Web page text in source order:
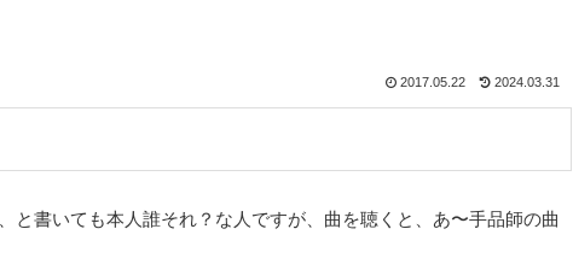
2017.05.22 2024.03.31
書いても本人誰それ？な人ですが、曲を聴くと、あ〜手品師の曲